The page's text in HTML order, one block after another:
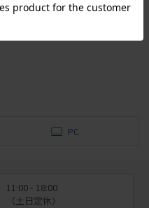
PC
11:00 - 18:00
（土日定休）